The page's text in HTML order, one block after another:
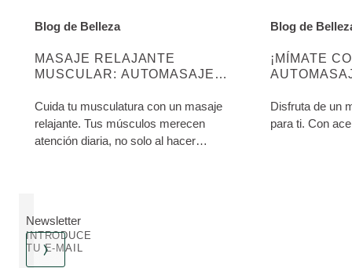
MASAJE RELAJANTE
MUSCULAR: AUTOMASAJE
DESCUBRE MÁS SOBRE ESTA CATEGORÍA:
Blog de Belleza
Cuida tu musculatura con un masaje
relajante. Tus músculos merecen
atención diaria, no solo al hacer
¡MÍMATE
DESCUBRE
Blog de
Disfruta de un
para ti. Con
Newsletter
INTRODUCE
TU E-MAIL